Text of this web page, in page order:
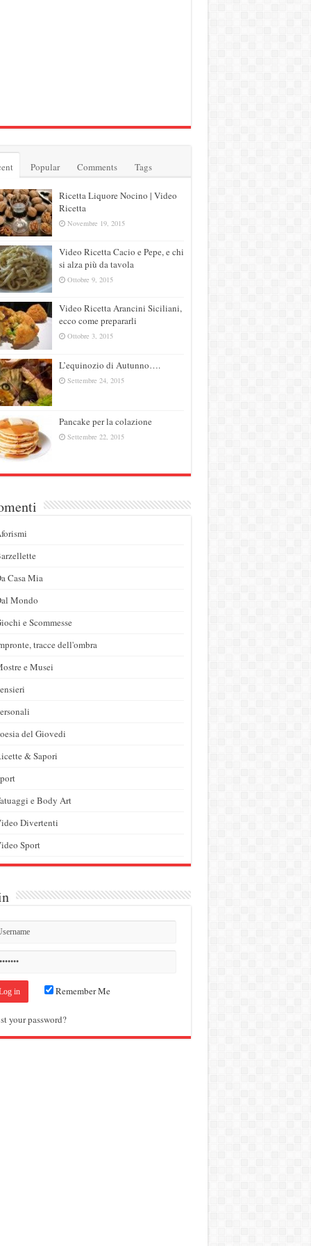
Popular Comments Tags
Ricetta Liquore Nocino | Video
Ricetta
Novembre 19, 2015
Video Ricetta Cacio e Pepe, e chi
si alza più da tavola
Ottobre 9, 2015
Video Ricetta Arancini Siciliani,
ecco come prepararli
Ottobre 3, 2015
L’equinozio di Autunno….
Settembre 24, 2015
Pancake per la colazione
Settembre 22, 2015
Casa Mia
Mondo
e Scommesse
tracce dell'ombra
e Musei
del Giovedi
& Sapori
e Body Art
Divertenti
Sport
Remember Me
your password?